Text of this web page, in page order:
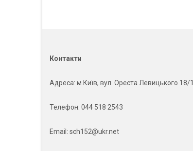
Контакти
Адреса: м.Київ, вул. Ореста Левицького 18/1
Телефон: 044 518 2543
Email: sch152@ukr.net